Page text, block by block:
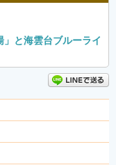
」と海雲台ブルーライ